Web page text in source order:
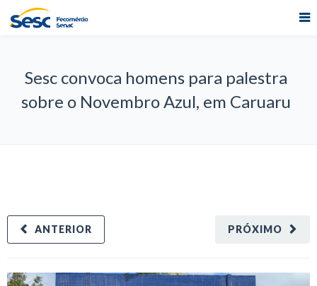
Sesc convoca homens para palestra
sobre o Novembro Azul, em Caruaru
PRÓXIMO
ANTERIOR